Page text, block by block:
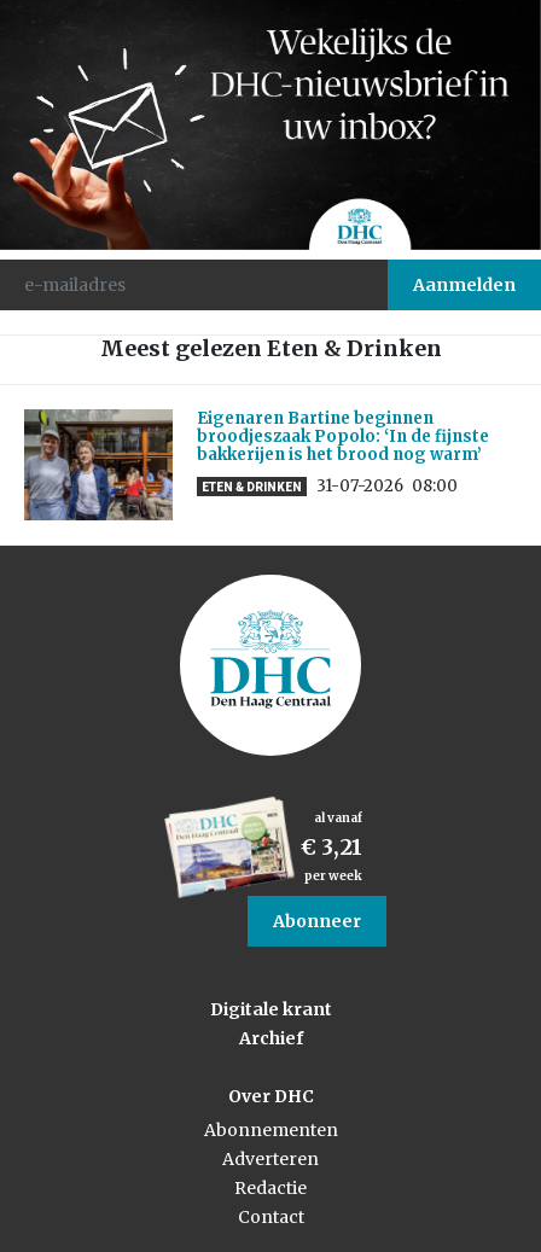
Meest gelezen Eten & Drinken
Eigenaren Bartine beginnen
broodjeszaak Popolo: ‘In de fijnste
bakkerijen is het brood nog warm’
ETEN & DRINKEN 31-07-2026 08:00
al vanaf
€ 3,21
per week
Abonneer
Digitale krant
Archief
Over DHC
Abonnementen
Adverteren
Redactie
Contact